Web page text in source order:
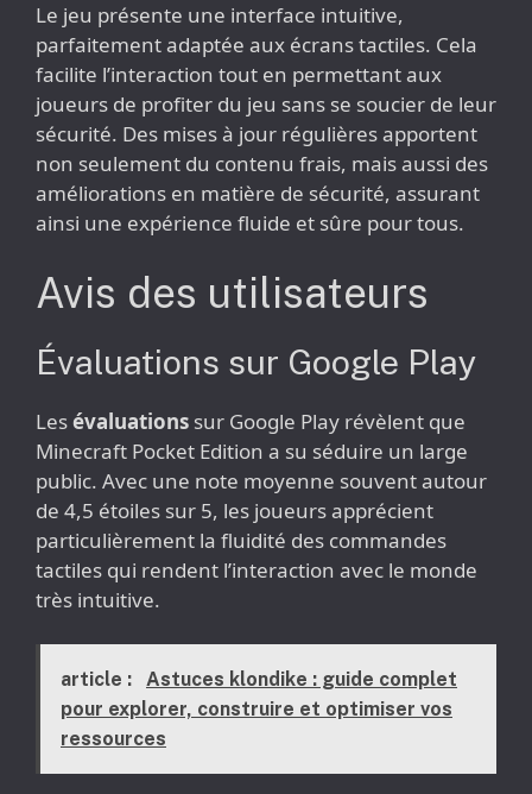
Le jeu présente une interface intuitive,
parfaitement adaptée aux écrans tactiles. Cela
facilite l’interaction tout en permettant aux
joueurs de profiter du jeu sans se soucier de leur
sécurité. Des mises à jour régulières apportent
non seulement du contenu frais, mais aussi des
améliorations en matière de sécurité, assurant
ainsi une expérience fluide et sûre pour tous.
Avis des utilisateurs
Évaluations sur Google Play
Lesévaluations sur Google Play révèlent que
Minecraft Pocket Edition a su séduire un large
public. Avec une note moyenne souvent autour
de 4,5 étoiles sur 5, les joueurs apprécient
particulièrement la fluidité des commandes
tactiles qui rendent l’interaction avec le monde
très intuitive.
article :
Astuces klondike : guide complet
pour explorer, construire et optimiser vos
ressources